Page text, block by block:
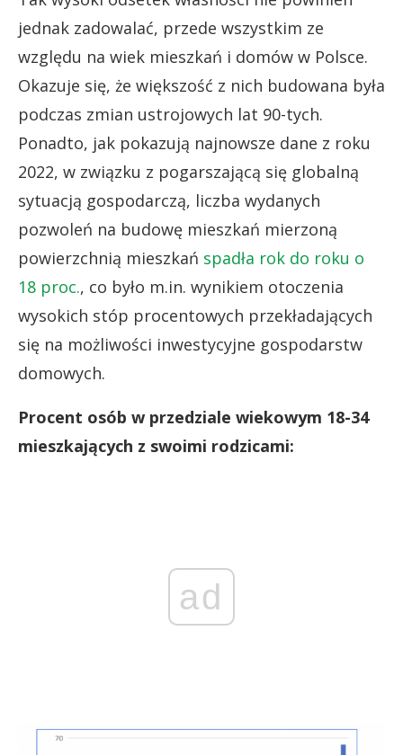
jednak zadowalać, przede wszystkim ze
względu na wiek mieszkań i domów w Polsce.
Okazuje się, że większość z nich budowana była
podczas zmian ustrojowych lat 90-tych.
Ponadto, jak pokazują najnowsze dane z roku
2022, w związku z pogarszającą się globalną
sytuacją gospodarczą, liczba wydanych
pozwoleń na budowę mieszkań mierzoną
powierzchnią mieszkań spadła rok do roku o
18 proc., co było m.in. wynikiem otoczenia
wysokich stóp procentowych przekładających
się na możliwości inwestycyjne gospodarstw
domowych.
Procent osób w przedziale wiekowym 18-34
mieszkających z swoimi rodzicami:
ad